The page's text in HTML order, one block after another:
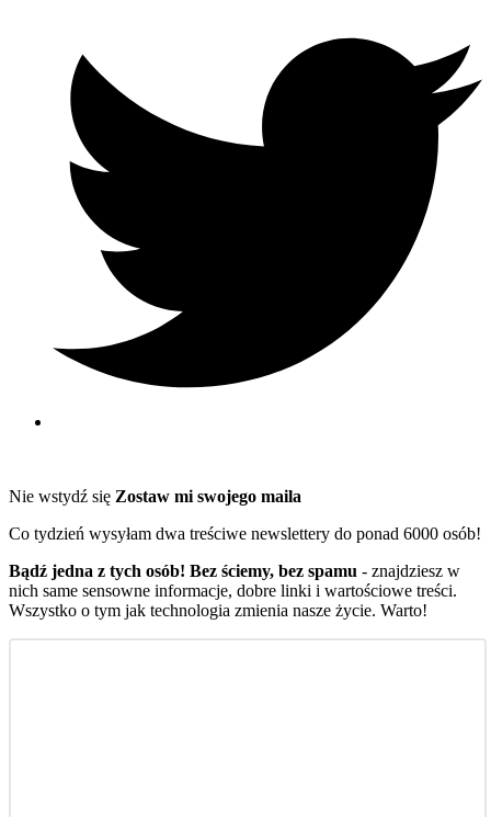
Nie wstydź się Zostaw mi swojego maila
Co tydzień wysyłam dwa treściwe newslettery do ponad 6000 osób!
Bądź jedna z tych osób! Bez ściemy, bez spamu - znajdziesz w
nich same sensowne informacje, dobre linki i wartościowe treści.
Wszystko o tym jak technologia zmienia nasze życie. Warto!